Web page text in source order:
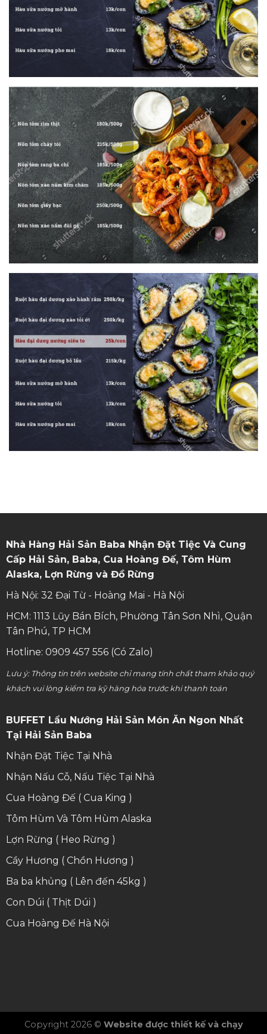
Nhà Hàng Hải Sản Baba Nhận Đặt Tiệc Và Cung
Cấp Hải Sản, Baba, Cua Hoàng Đế, Tôm Hùm
Alaska, Lợn Rừng và Đồ Rừng
Hà Nội: 32 Đại Từ - Hoàng Mai - Hà Nội
HCM: 1113 Lũy Bán Bích, Phường Tân Sơn Nhì, Quận
Tân Phú, TP HCM
Hotline: 0909 457 556 (Có Zalo)
Lưu ý: Thông tin trên website chỉ mang tính chất tham khảo quý
khách vui lòng kiểm tra kỹ hàng hóa trước khi thanh toán
BUFFET Lẩu Nướng Hải Sản Món Ăn Ngon Nhất
Tại Hải Sản Baba
Nhận Đặt Tiệc Tại Nhà
Nhận Nấu Cỗ, Nấu Tiệc Tại Nhà
Cua Hoàng Đế ( Cua King )
Tôm Hùm Và Tôm Hùm Alaska
Lợn Rừng ( Heo Rừng )
Cầy Hương ( Chồn Hương )
Ba ba khủng ( Lên đến 45kg )
Con Dúi ( Thịt Dúi )
Cua Hoàng Đế Hà Nội
Copyright 2026 © Website được thiết kế và chạy